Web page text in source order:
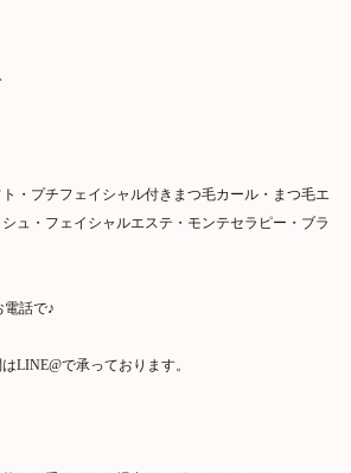
・プチフェイシャル付きまつ毛カール・まつ毛エ
ュ・フェイシャルエステ・モンテセラピー・ブラ
電話で♪
LINE@で承っております。